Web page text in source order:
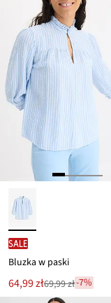
SALE
Bluzka w paski
Nowa
cena
64,99 zł
Przeceniono
69,99 zł-7%